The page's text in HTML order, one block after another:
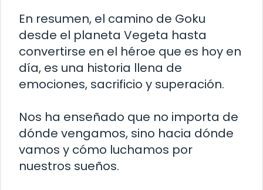
En resumen, el camino de Goku
desde el planeta Vegeta hasta
convertirse en el héroe que es hoy en
día, es una historia llena de
emociones, sacrificio y superación.
Nos ha enseñado que no importa de
dónde vengamos, sino hacia dónde
vamos y cómo luchamos por
nuestros sueños.